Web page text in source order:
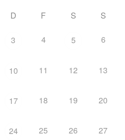
D F S S
3 4 5 6
10 11 12 13
17 18 19 20
24 25 26 27